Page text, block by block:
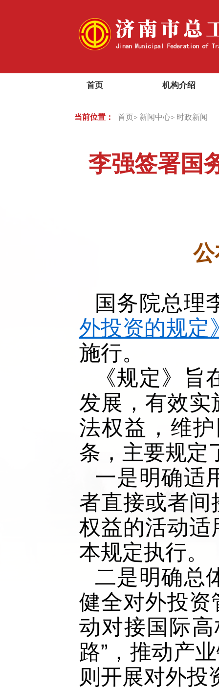
首页 机构介绍
当前位置： 首页> 新闻中心> 时政新闻
李强签署国
国务院总理
外投资的规定
施行。
《规定》
发展，有效
法权益，维
条，主要规定
一是明确适
者直接或者
权益的活动适
本规定执行。
二是明确总
健全对外投资
动对接国际
路”，推动产
则开展对外投